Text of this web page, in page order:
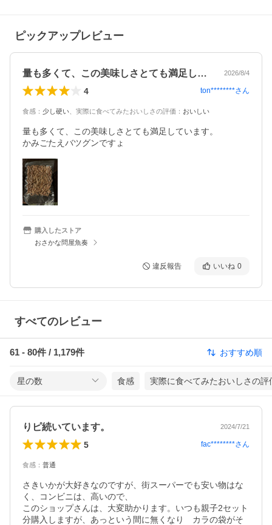
ピックアップレビュー
量も多くて、この美味しさとても満足して… 2026/8/4
4 ton********さん
食感 ： 少し硬い 実際に食べてみたおいしさの評価 ： おいしい
量も多くて、この美味しさとても満足しています。
かみごたえバツグンですょ
購入したストア
おさかな問屋魚奏
違反報告 いいね 0
すべてのレビュー
61 - 80件 / 1,179件 おすすめ順
星の数 食感 実際に食べてみたおいしさの評
りピ続いています。 2024/7/21
5 fac********さん
食感 ： 普通
さきいかが大好きなのですが、街スーパーでも安い物はな
く、コンビニは、高いので、
このショップさんは、大変助かります。いつも親子2セット
分購入しますが、あっという間に無くなり　カラの袋がそ